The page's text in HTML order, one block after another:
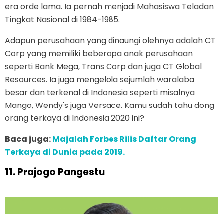
era orde lama. Ia pernah menjadi Mahasiswa Teladan
Tingkat Nasional di 1984-1985.
Adapun perusahaan yang dinaungi olehnya adalah CT
Corp yang memiliki beberapa anak perusahaan
seperti Bank Mega, Trans Corp dan juga CT Global
Resources. Ia juga mengelola sejumlah waralaba
besar dan terkenal di Indonesia seperti misalnya
Mango, Wendy's juga Versace. Kamu sudah tahu dong
orang terkaya di Indonesia 2020 ini?
Baca juga:Majalah Forbes Rilis Daftar Orang
Terkaya di Dunia pada 2019.
11.Prajogo Pangestu